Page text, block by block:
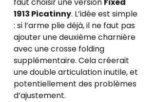
faut choisir une version Fixed
1913 Picatinny. L’idée est simple
: si l’arme plie déjà, il ne faut pas
ajouter une deuxième charnière
avec une crosse folding
supplémentaire. Cela créerait
une double articulation inutile, et
potentiellement des problèmes
d’ajustement.